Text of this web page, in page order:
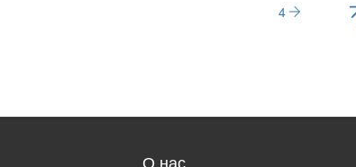
4
О нас